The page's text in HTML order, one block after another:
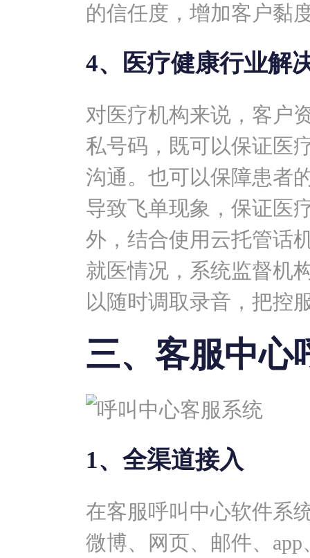
的信任度，增加客户黏
4、医疗健康行业解
对医疗机构来说，客户
私号码，既可以保证医
沟通。也可以保障患者
导致飞单现象，保证医
外，结合使用云托管话
就医情况，系统监督机
以随时调取录音，把控
三、客服中心
1、全渠道接入
在客服呼叫中心软件系
微博、网页、邮件、